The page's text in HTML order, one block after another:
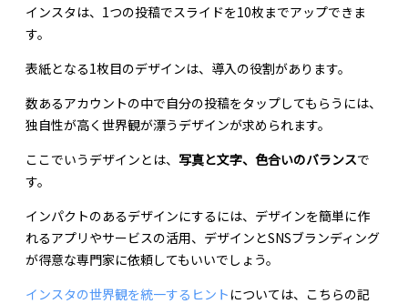
インスタは、1つの投稿でスライドを10枚までアップできま
す。
表紙となる1枚目のデザインは、導入の役割があります。
数あるアカウントの中で自分の投稿をタップしてもらうには、
独自性が高く世界観が漂うデザインが求められます。
ここでいうデザインとは、 写真と文字、色合いのバランスで
す。
インパクトのあるデザインにするには、デザインを簡単に作
れるアプリやサービスの活用、デザインとSNSブランディング
が得意な専門家に依頼してもいいでしょう。
インスタの世界観を統一するヒント については、こちらの記